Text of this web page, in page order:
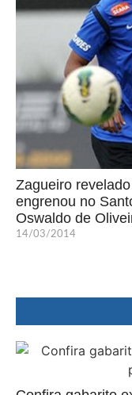
Zagueiro
engrenou no
Oswaldo de
14/03/2014